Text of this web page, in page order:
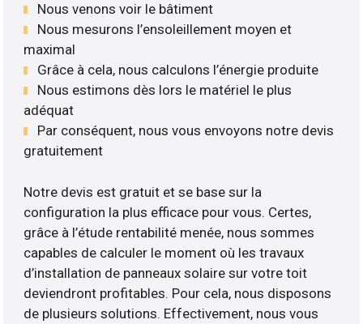
Nous venons voir le bâtiment
Nous mesurons l’ensoleillement moyen et
maximal
Grâce à cela, nous calculons l’énergie produite
Nous estimons dès lors le matériel le plus
adéquat
Par conséquent, nous vous envoyons notre devis
gratuitement
Notre devis est gratuit et se base sur la
configuration la plus efficace pour vous. Certes,
grâce à l’étude rentabilité menée, nous sommes
capables de calculer le moment où les travaux
d’installation de panneaux solaire sur votre toit
deviendront profitables. Pour cela, nous disposons
de plusieurs solutions. Effectivement, nous vous